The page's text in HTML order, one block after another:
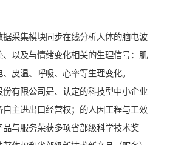
据采集模块同步在线分析人体的脑电波
、以及与情绪变化相关的生理信号：肌
皮温、呼吸、心率等生理变化。
份有限公司是、认定的科技型中小企业
自主进出口经营权；的人因工程与工效
品与服务荣获多项省部级科学技术奖